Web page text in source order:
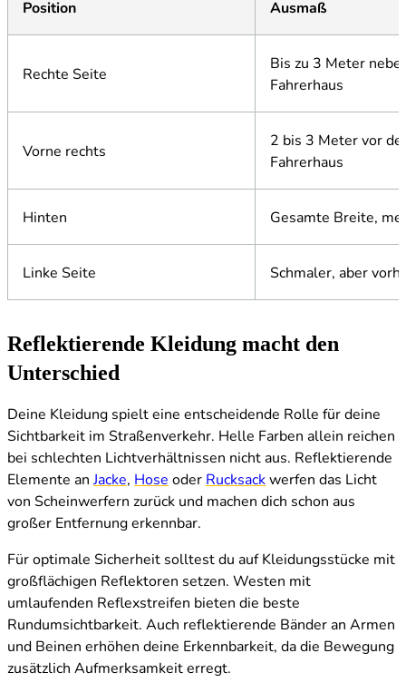
Position Ausmaß
Rechte Seite
Bis zu 3 Meter
Fahrerhaus
Vorne rechts
2 bis 3 Meter vor
Fahrerhaus
Hinten Gesamte Breite,
Linke Seite Schmaler, aber
Reflektierende Kleidung macht den
Unterschied
Deine Kleidung spielt eine entscheidende Rolle für deine
Sichtbarkeit im Straßenverkehr. Helle Farben allein reichen
bei schlechten Lichtverhältnissen nicht aus. Reflektierende
Elemente anJacke, Hose oder Rucksack werfen das Licht
von Scheinwerfern zurück und machen dich schon aus
großer Entfernung erkennbar.
Für optimale Sicherheit solltest du auf Kleidungsstücke mit
großflächigen Reflektoren setzen. Westen mit
umlaufenden Reflexstreifen bieten die beste
Rundumsichtbarkeit. Auch reflektierende Bänder an Armen
und Beinen erhöhen deine Erkennbarkeit, da die Bewegung
zusätzlich Aufmerksamkeit erregt.